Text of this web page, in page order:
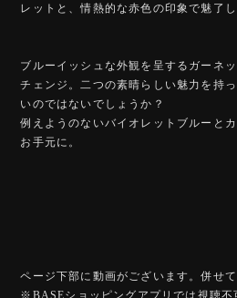
レットと、情熱的な赤色の印象で魅了し
ブルーイッシュな外観を呈するガーネ
チェンジ。二つの素晴らしい魅力を持
いのではないでしょうか？
例えようのないバイオレットブルーと
お手元に。
ページ下部に動画がございます。併せ
※BASEショッピングアプリでは視聴不